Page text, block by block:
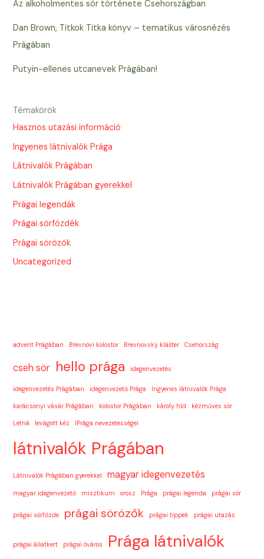
Az alkoholmentes sör története Csehországban
Dan Brown, Titkok Titka könyv – tematikus városnézés
Prágában
Putyin-ellenes utcanevek Prágában!
Témakörök
Hasznos utazási információ
Ingyenes látnivalók Prága
Látnivalók Prágában
Látnivalók Prágában gyerekkel
Prágai legendák
Prágai sörfőzdék
Prágai sörözők
Uncategorized
advent Prágában Břevnovi kolostor Břevnovský klášter Csehország
cseh sör hello prága idegenvezetés
idegenvezetés Prágában idegenvezető Prága Ingyenes látnivalók Prága
karácsonyi vásár Prágában kolostor Prágában károly híd kézműves sör
Letná levágott kéz lPrága nevezetességei
látnivalók Prágában
Látnivalók Prágában gyerekkel magyar idegenvezetés
magyar idegenvezető misztikum orosz Prága prágai legenda prágai sör
prágai sörfőzde prágai sörözők prágai tippek prágai utazás
prágai állatkert prágai óváros Prága látnivalók